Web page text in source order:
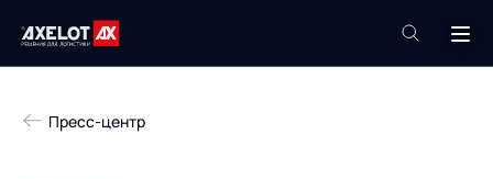
Техподдержка
Пресс-центр